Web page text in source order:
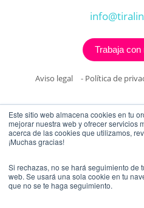
Este sitio web almacena cookies en tu
mejorar nuestra web y ofrecer servicios
acerca de las cookies que utilizamos,
¡Muchas gracias!
Si rechazas, no se hará seguimiento de
web. Se usará una sola cookie en tu
que no se te haga seguimiento.
Trabaja con
Aviso legal - Política de